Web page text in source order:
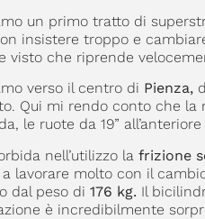
un primo tratto di
insistere troppo e
visto che riprende
verso il centro di Pienza,
Qui mi rendo conto che la
le ruote da 19”
nell’utilizzo la frizione
lavorare molto con il
dal peso di 176 kg. Il
è incredibilmente